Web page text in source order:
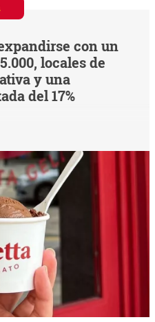
con un
locales de
y una
del 17%